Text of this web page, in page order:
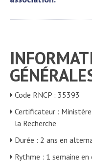
Code RNCP : 35393
Certificateur :
la Recherche
Durée : 2 ans en
Rythme : 1 semaine